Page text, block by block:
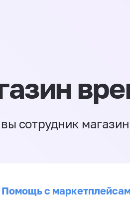
сотрудник
Помощь с